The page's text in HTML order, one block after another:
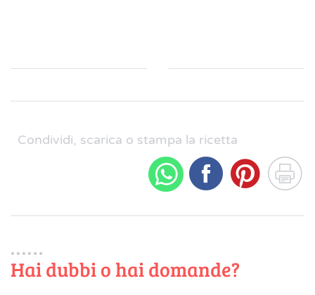
Condividi, scarica o stampa la ricetta
Hai dubbi o hai domande?